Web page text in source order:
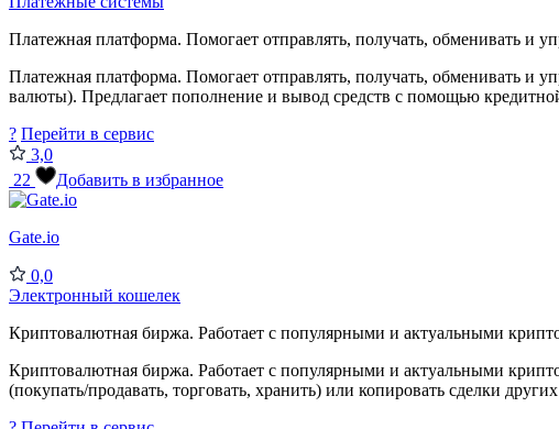
Платежная платформа. Помогает отправлять, получать, обменивать и
Платежная платформа. Помогает отправлять, получать, обменивать
валюты). Предлагает пополнение и вывод средств с помощью
? Перейти в сервис
3,0
22
Добавить в избранное
Gate.io
0,0
Электронный кошелек
Криптовалютная биржа. Работает с популярными и актуальными
Криптовалютная биржа. Работает с популярными и актуальными
(покупать/продавать, торговать, хранить) или копировать сделки